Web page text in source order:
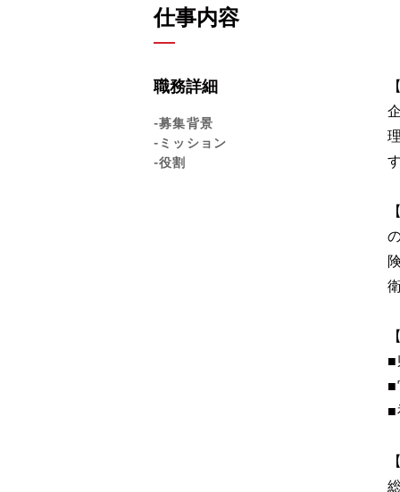
仕事内容
職務詳細
-募集背景
-ミッション
-役割
■
■
■